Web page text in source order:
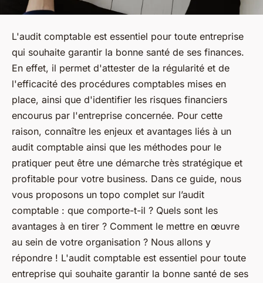
L'audit comptable est essentiel pour toute entreprise
qui souhaite garantir la bonne santé de ses finances.
En effet, il permet d'attester de la régularité et de
l'efficacité des procédures comptables mises en
place, ainsi que d'identifier les risques financiers
encourus par l'entreprise concernée. Pour cette
raison, connaître les enjeux et avantages liés à un
audit comptable ainsi que les méthodes pour le
pratiquer peut être une démarche très stratégique et
profitable pour votre business. Dans ce guide, nous
vous proposons un topo complet sur l’audit
comptable : que comporte-t-il ? Quels sont les
avantages à en tirer ? Comment le mettre en œuvre
au sein de votre organisation ? Nous allons y
répondre ! L'audit comptable est essentiel pour toute
entreprise qui souhaite garantir la bonne santé de ses